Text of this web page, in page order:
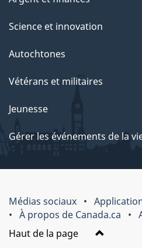
Science et innovation
Autochtones
Vétérans et militaires
Jeunesse
Gérer les événements de la
Médias sociaux
À propos de Canada.ca
Haut de la page